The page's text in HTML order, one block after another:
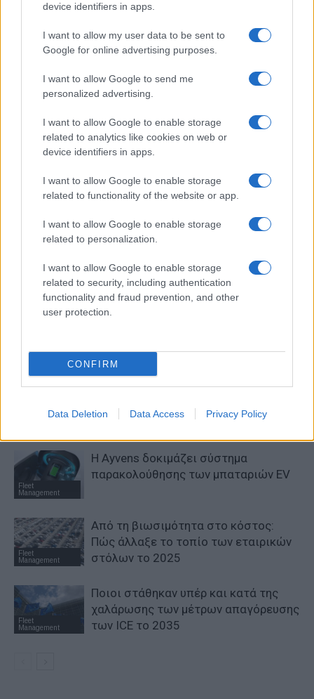
device identifiers in apps.
I want to allow my user data to be sent to
Google for online advertising purposes.
I want to allow Google to send me
personalized advertising.
I want to allow Google to enable storage
related to analytics like cookies on web or
device identifiers in apps.
I want to allow Google to enable storage
related to functionality of the website or app.
I want to allow Google to enable storage
related to personalization.
I want to allow Google to enable storage
related to security, including authentication
functionality and fraud prevention, and other
user protection.
CONFIRM
Data Deletion Data Access Privacy Policy
Προηγούμενο άρθρο
συνεργασίας με την Google
στην Ampere της Renault
ΠΑΡΟΜΟΙΑ ΑΡΘΡΑ
εκατ. ευρώ για τον εξηλεκτρισμό
στόλων
απλός χρήστης»
Arval – Athlon: Η λογική, τολμηρή και
καθοριστική συγχώνευση
Fleet
Management
Η Ayvens δοκιμάζει σύστημα
παρακολούθησης των μπαταριών EV
Fleet
Management
Από τη βιωσιμότητα στο κόστος:
Πώς άλλαξε το τοπίο των εταιρικών
στόλων το 2025
Fleet
Management
Ποιοι στάθηκαν υπέρ και κατά της
χαλάρωσης των μέτρων απαγόρευσης
των ICE το 2035